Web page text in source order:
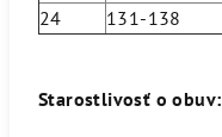
24 131-138
Starostlivosť o obuv: